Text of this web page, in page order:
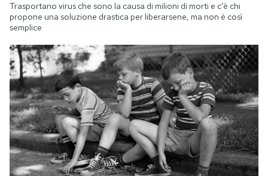
Trasportano virus che sono la causa di milioni di morti e c'è chi
propone una soluzione drastica per liberarsene, ma non è così
semplice